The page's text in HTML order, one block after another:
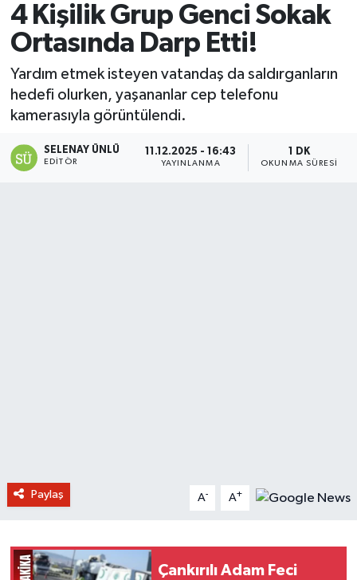
4 Kişilik Grup Genci Sokak
Ortasında Darp Etti!
Yardım etmek isteyen vatandaş da saldırganların
hedefi olurken, yaşananlar cep telefonu
kamerasıyla görüntülendi.
SELENAY ÜNLÜ
EDITÖR
11.12.2025 - 16:43
YAYINLANMA
1 DK
OKUNMA SÜRESI
Paylaş A- A+
Çankırılı Adam Feci